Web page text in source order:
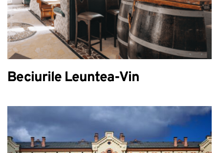
Beciurile Leuntea-Vin